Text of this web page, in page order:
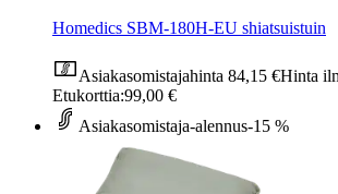
Homedics SBM-180H-EU shiatsuistuin
Asiakasomistajahinta 84,15 €Hinta
Etukorttia:99,00 €
Asiakasomistaja-alennus-15 %